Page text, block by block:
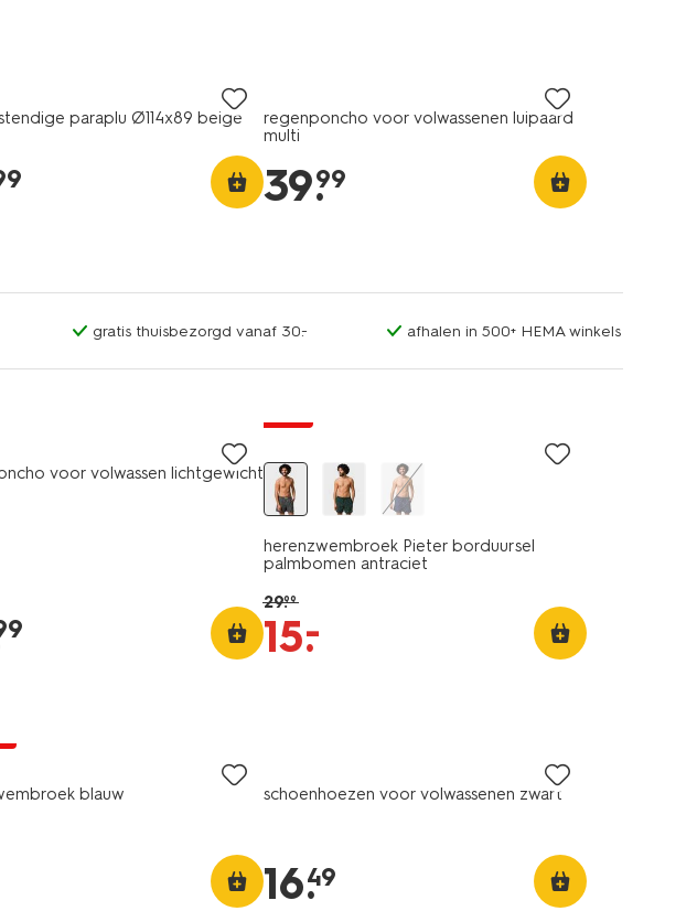
paraplu Ø114x89 beige
regenponcho voor volwassenen luipaard
multi
39.
99
gratis thuisbezorgd vanaf 30.- afhalen in 500+ HEMA winkels
voor volwassen lichtgewicht
herenzwembroek Pieter borduursel
palmbomen antraciet
29.99
15.
–
blauw schoenhoezen voor volwassenen zwart
16.
49